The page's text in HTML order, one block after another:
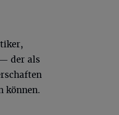
der als
können.